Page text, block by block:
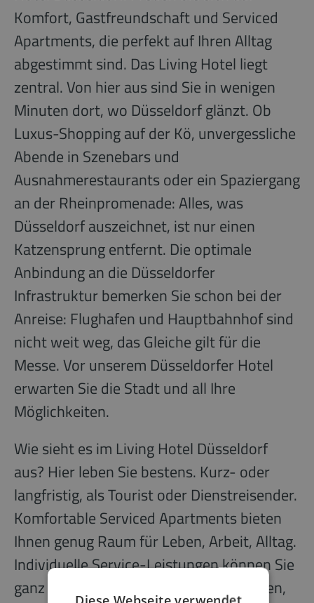
Komfort, Gastfreundschaft und Serviced
Apartments, die perfekt auf Ihren Alltag
abgestimmt sind. Das Living Hotel liegt
zentral. Von hier aus sind Sie in wenigen
Minuten dort, wo Düsseldorf glänzt. Ob
Luxus-Shopping auf der Kö, unvergessliche
Abende in Szenebars und
Ausnahmerestaurants oder ein Spaziergang
an der Rheinpromenade: Alles, was
Düsseldorf auszeichnet, ist nur einen
Katzensprung entfernt. Die optimale
Anbindung an die Düsseldorfer
Infrastruktur bemerken Sie schon bei der
Anreise: Flughafen und Hauptbahnhof sind
nicht weit weg, das Gleiche gilt für die
Messe. Vor unserem Düsseldorfer Hotel
erwarten Sie die Stadt und all Ihre
Möglichkeiten.
Wie sieht es im Living Hotel Düsseldorf
aus? Hier leben Sie bestens. Kurz- oder
langfristig, als Tourist oder Dienstreisender.
Komfortable Serviced Apartments bieten
Ihnen genug Raum für Leben, Arbeit, Alltag.
Individuelle Service-Leistungen können Sie
ganz nach Wunsch und Anspruch buchen,
Diese Webseite verwendet